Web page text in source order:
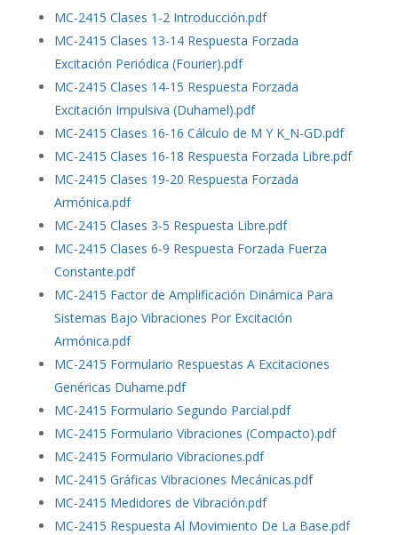
MC-2415 Clases 1-2 Introducción.pdf
MC-2415 Clases 13-14 Respuesta Forzada
Excitación Periódica (Fourier).pdf
MC-2415 Clases 14-15 Respuesta Forzada
Excitación Impulsiva (Duhamel).pdf
MC-2415 Clases 16-16 Cálculo de M Y K_N-GD.pdf
MC-2415 Clases 16-18 Respuesta Forzada Libre.pdf
MC-2415 Clases 19-20 Respuesta Forzada
Armónica.pdf
MC-2415 Clases 3-5 Respuesta Libre.pdf
MC-2415 Clases 6-9 Respuesta Forzada Fuerza
Constante.pdf
MC-2415 Factor de Amplificación Dinámica Para
Sistemas Bajo Vibraciones Por Excitación
Armónica.pdf
MC-2415 Formulario Respuestas A Excitaciones
Genéricas Duhame.pdf
MC-2415 Formulario Segundo Parcial.pdf
MC-2415 Formulario Vibraciones (Compacto).pdf
MC-2415 Formulario Vibraciones.pdf
MC-2415 Gráficas Vibraciones Mecánicas.pdf
MC-2415 Medidores de Vibración.pdf
MC-2415 Respuesta Al Movimiento De La Base.pdf